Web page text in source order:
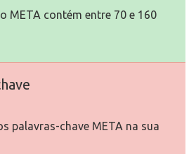
META contém entre 70 e 160
palavras-chave META na sua